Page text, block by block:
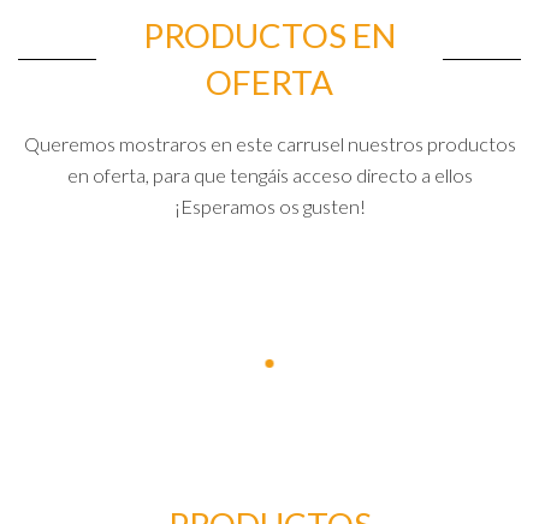
PRODUCTOS EN
OFERTA
Queremos mostraros en este carrusel nuestros productos
en oferta, para que tengáis acceso directo a ellos
¡Esperamos os gusten!